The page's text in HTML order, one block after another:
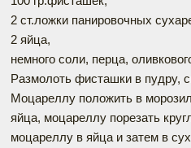
2 ст.ложки панировочных
2 яйца,
немного соли, перца,
Размолоть фисташки в пудрy,
Моцареллу положить в
яйца, моцареллу порезать
моцареллу в яйца и затем в